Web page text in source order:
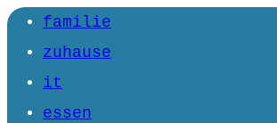
familie
zuhause
it
essen